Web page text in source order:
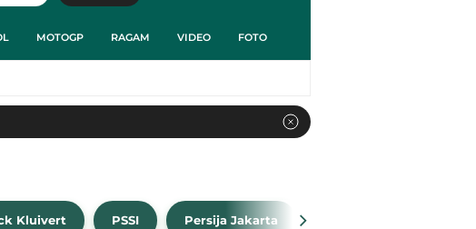
MOTOGP RAGAM VIDEO FOTO
Kluivert PSSI Persija Jakarta